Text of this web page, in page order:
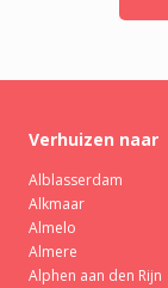
Verhuizen naar
Alblasserdam
Alkmaar
Almelo
Almere
Alphen aan den Rijn